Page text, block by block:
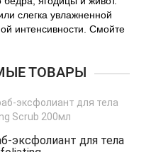
слегка увлажненной
интенсивности. Смойте
ТОВАРЫ
эксфолиант для тела